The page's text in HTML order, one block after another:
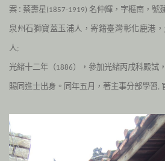
案 : 蔡壽星(1857-1919) 名仲輝，字樞南，號
泉州石獅寶蓋玉浦人，寄籍臺灣彰化鹿港，
人;
光緒十二年（1886），參加光緒丙戌科殿試
賜同進士出身。同年五月，著主事分部學習,